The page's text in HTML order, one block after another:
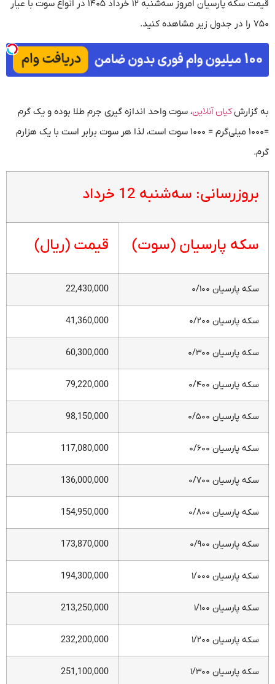
قیمت سکه پارسیان امروز سه‌شنبه ۱۲ خرداد ۱۴۰۵ در انواع سوت با عیار
۷۵۰ را در جدول زیر مشاهده کنید.
به گزارشکیان آنلاین، سوت واحد اندازه گیری جرم طلا بوده و یک گرم
=۱۰۰۰ میلی‌گرم = ۱۰۰۰ سوت است، لذا هر سوت برابر است با یک هزارم
گرم.
بروزرسانی: سه‌شنبه 12 خرداد
سکه پارسیان (سوت) قیمت (ریال)
سکه پارسیان ۰/۱۰۰ 22,430,000
سکه پارسیان ۰/۲۰۰ 41,360,000
سکه پارسیان ۰/۳۰۰ 60,300,000
سکه پارسیان ۰/۴۰۰ 79,220,000
سکه پارسیان ۰/۵۰۰ 98,150,000
سکه پارسیان ۰/۶۰۰ 117,080,000
سکه پارسیان ۰/۷۰۰ 136,000,000
سکه پارسیان ۰/۸۰۰ 154,950,000
سکه پارسیان ۰/۹۰۰ 173,870,000
سکه پارسیان ۱/۰۰۰ 194,300,000
سکه پارسیان ۱/۱۰۰ 213,250,000
سکه پارسیان ۱/۲۰۰ 232,200,000
سکه پارسیان ۱/۳۰۰ 251,100,000